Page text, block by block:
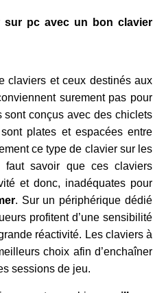
sur pc avec un bon clavier
claviers et ceux destinés aux
surement pas pour
sont conçus avec des chiclets
plates et espacées entre
ce type de clavier sur les
faut savoir que ces claviers
et donc, inadéquates pour
. Sur un périphérique dédié
profitent d’une sensibilité
réactivité. Les claviers à
choix afin d’enchaîner
sessions de jeu.